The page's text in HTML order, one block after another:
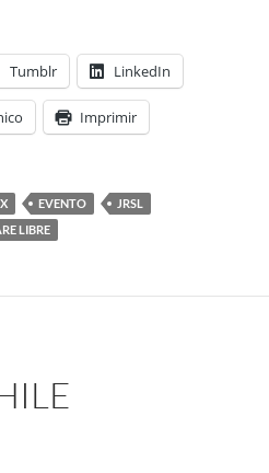
Tumblr LinkedIn
Imprimir
EVENTO
JRSL
LIBRE